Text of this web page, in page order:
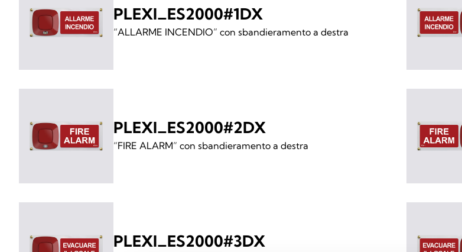
PLEXI_ES2000#1DX
“ALLARME INCENDIO” con sbandieramento a destra
PLEXI_ES2000#2DX
“FIRE ALARM” con sbandieramento a destra
PLEXI_ES2000#3DX